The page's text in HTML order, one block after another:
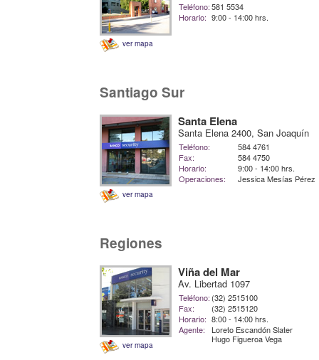
ver mapa
Teléfono:581 5534
Horario: 9:00 - 14:00 hrs.
Santiago Sur
ver mapa
Santa Elena
Santa Elena 2400, San Joaquín
Teléfono:
584 4761
Fax:
584 4750
Horario:
9:00 - 14:00 hrs.
Operaciones:
Jessica Mesías Pérez
Regiones
ver mapa
Viña del Mar
Av. Libertad 1097
Teléfono: (32) 2515100
Fax:
(32) 2515120
Horario: 8:00 - 14:00 hrs.
Agente:
Loreto Escandón Slater
Hugo Figueroa Vega